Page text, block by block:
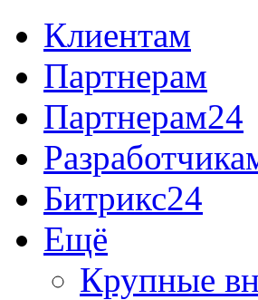
Клиентам
Партнерам
Партнерам24
Битрикс24
Ещё
Крупные